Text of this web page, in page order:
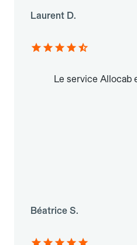
Laurent D.
Le service Allocab
Béatrice S.